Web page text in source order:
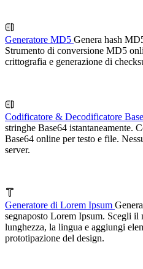
Generatore MD5 Genera hash
Strumento di conversione MD5
crittografia e generazione di
Codificatore & Decodificatore
stringhe Base64 istantaneamente.
Base64 online per testo e file.
server.
Generatore di Lorem Ipsum
segnaposto Lorem Ipsum. Scegli il
lunghezza, la lingua e aggiungi
prototipazione del design.